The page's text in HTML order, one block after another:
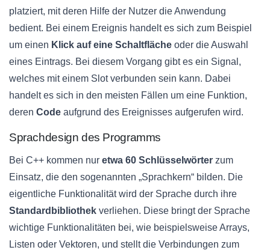
platziert, mit deren Hilfe der Nutzer die Anwendung
bedient. Bei einem Ereignis handelt es sich zum Beispiel
um einen Klick auf eine Schaltfläche oder die Auswahl
eines Eintrags. Bei diesem Vorgang gibt es ein Signal,
welches mit einem Slot verbunden sein kann. Dabei
handelt es sich in den meisten Fällen um eine Funktion,
deren Code aufgrund des Ereignisses aufgerufen wird.
Sprachdesign des Programms
Bei C++ kommen nur etwa 60 Schlüsselwörter zum
Einsatz, die den sogenannten „Sprachkern“ bilden. Die
eigentliche Funktionalität wird der Sprache durch ihre
Standardbibliothek verliehen. Diese bringt der Sprache
wichtige Funktionalitäten bei, wie beispielsweise Arrays,
Listen oder Vektoren, und stellt die Verbindungen zum